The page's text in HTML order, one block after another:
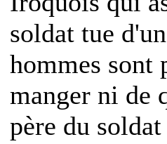
soldat tue
hommes sont
manger ni de
père du